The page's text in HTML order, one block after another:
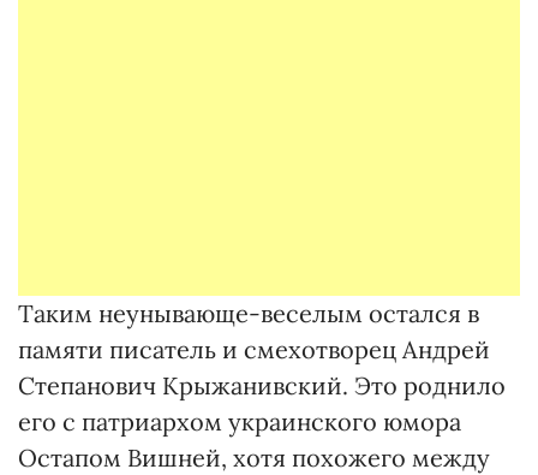
Таким неунывающе-веселым остался в
памяти писатель и смехотворец Андрей
Степанович Крыжанивский. Это роднило
его с патриархом украинского юмора
Остапом Вишней, хотя похожего между